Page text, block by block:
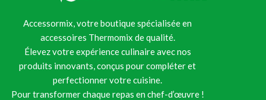
Accessormix, votre boutique spécialisée en
accessoires Thermomix de qualité.
Élevez votre expérience culinaire avec nos
produits innovants, conçus pour compléter et
perfectionner votre cuisine.
Pour transformer chaque repas en chef-d’œuvre !